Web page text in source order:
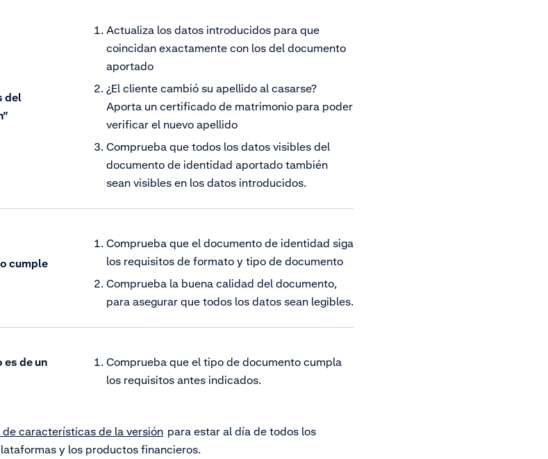
del
Actualiza los datos introducidos para que
coincidan exactamente con los del documento
aportado
¿El cliente cambió su apellido al casarse?
Aporta un certificado de matrimonio para poder
verificar el nuevo apellido
Comprueba que todos los datos visibles del
documento de identidad aportado también
sean visibles en los datos introducidos.
cumple
Comprueba que el documento de identidad siga
los requisitos de formato y tipo de documento
Comprueba la buena calidad del documento,
para asegurar que todos los datos sean legibles.
es de un
Comprueba que el tipo de documento cumpla
los requisitos antes indicados.
de características de la versión para estar al día de todos los
y los productos financieros.